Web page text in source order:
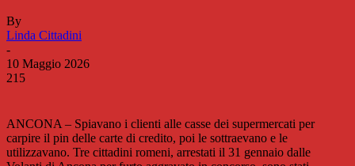
By
Linda Cittadini
-
10 Maggio 2026
215
ANCONA – Spiavano i clienti alle casse dei supermercati per
carpire il pin delle carte di credito, poi le sottraevano e le
utilizzavano. Tre cittadini romeni, arrestati il 31 gennaio dalle